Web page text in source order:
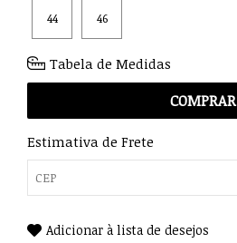
44 46
Tabela de Medidas
COMPRAR
Estimativa de Frete
Adicionar à lista de desejos